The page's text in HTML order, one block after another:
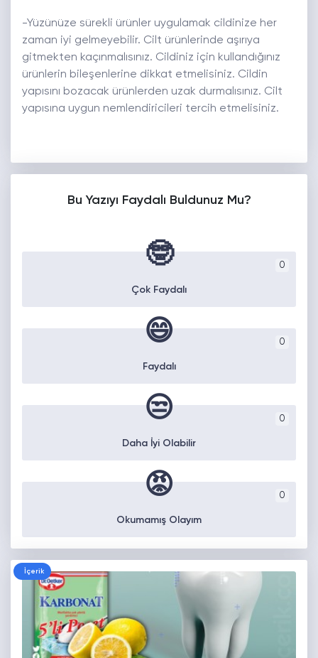
-Yüzünüze sürekli ürünler uygulamak cildinize her
zaman iyi gelmeyebilir. Cilt ürünlerinde aşırıya
gitmekten kaçınmalısınız. Cildiniz için kullandığınız
ürünlerin bileşenlerine dikkat etmelisiniz. Cildin
yapısını bozacak ürünlerden uzak durmalısınız. Cilt
yapısına uygun nemlendiricileri tercih etmelisiniz.
Bu Yazıyı Faydalı Buldunuz Mu?
0
🤓
Çok Faydalı
0
😄
Faydalı
0
😒
Daha İyi Olabilir
0
😡
Okumamış Olayım
İçerik